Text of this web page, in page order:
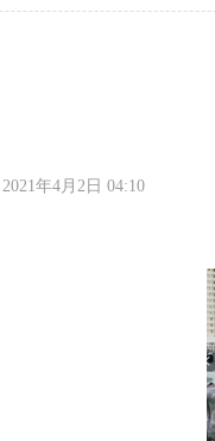
2021年4月2日 04:10